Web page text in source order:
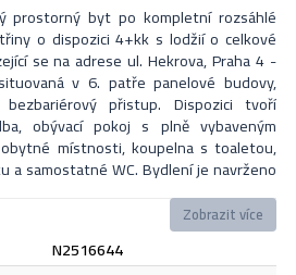
prostorný byt po kompletní rozsáhlé
o dispozici 4+kk s lodžií o celkové
se na adrese ul. Hekrova, Praha 4 -
v 6. patře panelové budovy,
přistup. Dispozici tvoří
obývací pokoj s plně vybaveným
místnosti, koupelna s toaletou,
a samostatné WC. Bydlení je navrženo
styl, vybaveno kvalitními materiály a
bytu je také prostorná zasklená
revitalizací. V blízkosti nemovitosti se
včetně obchodů, restaurací
Zobrazit více
N2516644